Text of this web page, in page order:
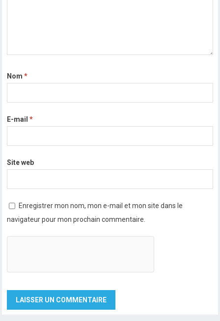
Nom*
E-mail*
Site web
Enregistrer mon nom, mon e-mail et mon site dans le
navigateur pour mon prochain commentaire.